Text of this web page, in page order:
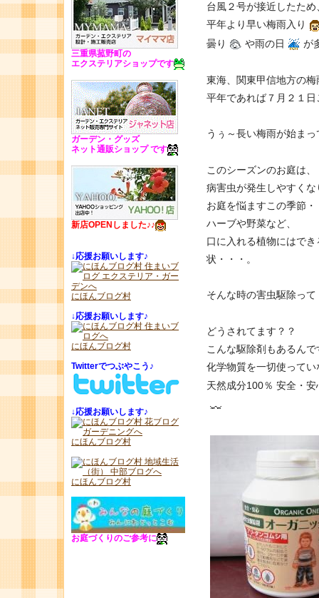
台風２号が接近したため
平年より早い梅雨入り
曇り
や雨の日 が
東海、関東甲信地方の梅
平年であれば７月２１日
うぅ～長い梅雨が始ま
このシーズンのお庭は、
病害虫が発生しやすく
お庭を悩ますこの季節
ハーブや野菜など、
口に入れる植物にはで
状・・・。
そんな時の害虫駆除って
どうされてます？？
こんな駆除剤もあるんで
化学物質を一切使ってい
天然成分100％ 安全・
三重県菰野町の
エクステリアショップです
ガーデン・グッズ
ネット通販ショップ です
新店OPENしました♪♪
↓応援お願いします♪
にほんブログ村
↓応援お願いします♪
にほんブログ村
Twitterでつぶやこう♪
↓応援お願いします♪
にほんブログ村
にほんブログ村
お庭づくりのご参考に